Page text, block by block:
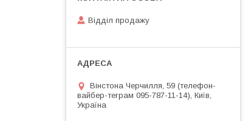
Відділ продажу
Вінстона Черчилля, 59 (телефон-
вайбер-теграм 095-787-11-14), Київ,
Україна